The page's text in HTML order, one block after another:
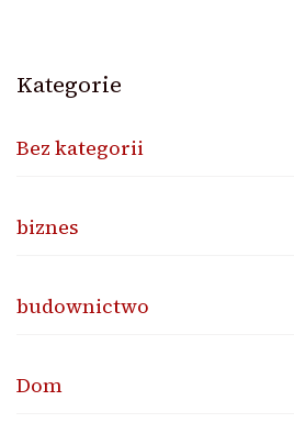
Kategorie
Bez kategorii
biznes
budownictwo
Dom